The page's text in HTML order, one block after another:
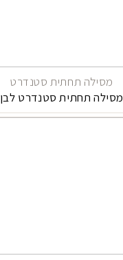
מסילה תחתית סטנדרט
מסילה תחתית סטנדרט לבן